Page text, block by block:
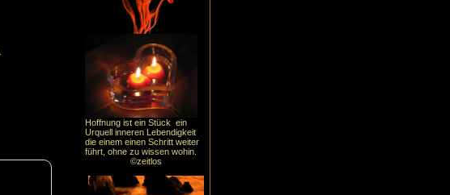
Hoffnung ist ein Stück ein
Urquell inneren Lebendigkeit
die einem einen Schritt weiter
führt, ohne zu wissen wohin.
©zeitlos